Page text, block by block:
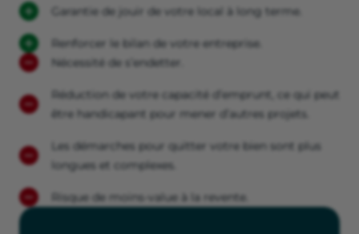
Garantie de jouir de votre local à long terme.
Renforcer le bilan de votre entreprise.
Nécessité de s’endetter.
Réduction de votre capacité d’emprunt, ce qui peut
être handicapant pour mener d’autres projets.
Les démarches pour quitter votre bien sont plus
longues et complexes.
Risque de moins-value à la revente.